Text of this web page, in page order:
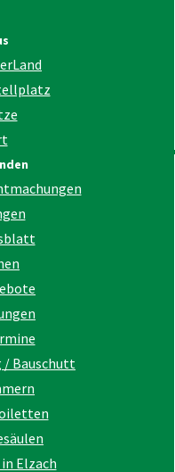
Bauschutt
Elzach